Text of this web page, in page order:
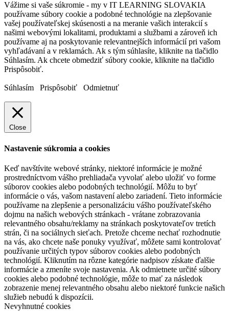
Vážime si vaše súkromie - my v IT LEARNING SLOVAKIA
používame súbory cookie a podobné technológie na zlepšovanie
vašej používateľskej skúsenosti a na meranie vašich interakcií s
našimi webovými lokalitami, produktami a službami a zároveň ich
používame aj na poskytovanie relevantnejších informácií pri vašom
vyhľadávaní a v reklamách. Ak s tým súhlasíte, kliknite na tlačidlo
Súhlasím. Ak chcete obmedziť súbory cookie, kliknite na tlačidlo
Prispôsobiť.
Súhlasím Prispôsobiť Odmietnuť
Close
Nastavenie súkromia a cookies
Keď navštívite webové stránky, niektoré informácie je možné
prostredníctvom vášho prehliadača vyvolať alebo uložiť vo forme
súborov cookies alebo podobných technológií. Môžu to byť
informácie o vás, vašom nastavení alebo zariadení. Tieto informácie
používame na zlepšenie a personalizáciu vášho používateľského
dojmu na našich webových stránkach - vrátane zobrazovania
relevantného obsahu/reklamy na stránkach poskytovateľov tretích
strán, či na sociálnych sieťach. Pretože chceme nechať rozhodnutie
na vás, ako chcete naše ponuky využívať, môžete sami kontrolovať
používanie určitých typov súborov cookies alebo podobných
technológií. Kliknutím na rôzne kategórie nadpisov získate ďalšie
informácie a zmeníte svoje nastavenia. Ak odmietnete určité súbory
cookies alebo podobné technológie, môže to mať za následok
zobrazenie menej relevantného obsahu alebo niektoré funkcie našich
služieb nebudú k dispozícii.
Nevyhnutné cookies